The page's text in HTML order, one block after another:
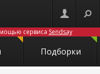
сервиса Sendsay
Подборки